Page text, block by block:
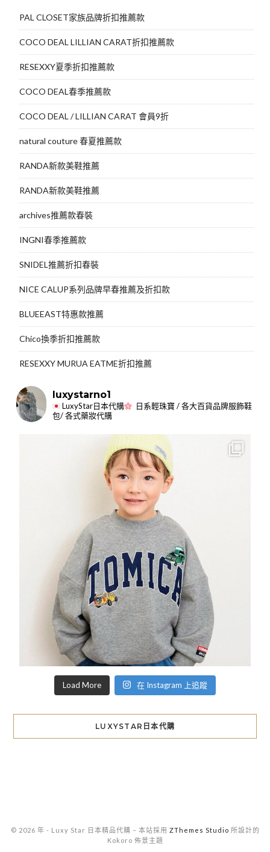
PAL CLOSET家族品牌折扣推薦款
COCO DEAL LILLIAN CARAT折扣推薦款
RESEXXY夏季折扣推薦款
COCO DEAL春季推薦款
COCO DEAL / LILLIAN CARAT 會員9折
natural couture 春夏推薦款
RANDA新款美鞋推薦
RANDA新款美鞋推薦
archives推薦款春裝
INGNI春季推薦款
SNIDEL推薦折扣春裝
NICE CALUP系列品牌早春推薦及折扣款
BLUEEAST特惠款推薦
Chico換季折扣推薦款
RESEXXY MURUA EATME折扣推薦
luxystarno1
LuxyStar日本代購
日系輕珠寶 / 各大百貨品牌服飾鞋
包/ 各式藥妝代購
Load More 在 Instagram 上追蹤
LUXYSTAR日本代購
© 2026 年 - Luxy Star 日本精品代購 – 本站採用 ZThemes Studio 所設計的
Kokoro 佈景主題